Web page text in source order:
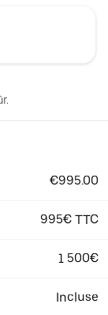
€995.00
995€ TTC
1 500€
Incluse